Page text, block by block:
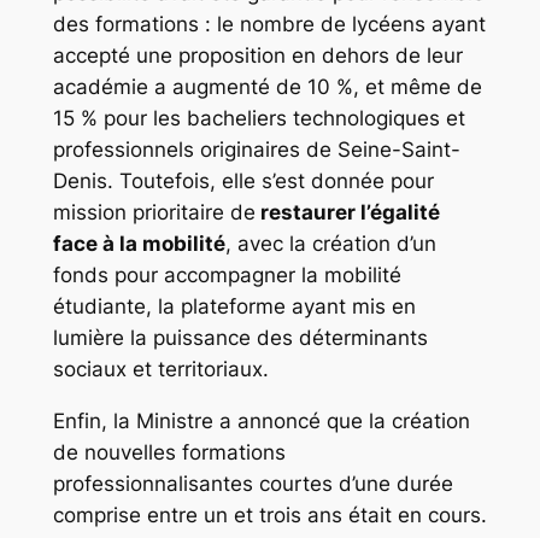
des formations : le nombre de lycéens ayant
accepté une proposition en dehors de leur
académie a augmenté de 10 %, et même de
15 % pour les bacheliers technologiques et
professionnels originaires de Seine-Saint-
Denis. Toutefois, elle s’est donnée pour
mission prioritaire de restaurer l’égalité
face à la mobilité, avec la création d’un
fonds pour accompagner la mobilité
étudiante, la plateforme ayant mis en
lumière la puissance des déterminants
sociaux et territoriaux.
Enfin, la Ministre a annoncé que la création
de nouvelles formations
professionnalisantes courtes d’une durée
comprise entre un et trois ans était en cours.